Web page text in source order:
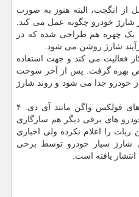
از انگجت، البته هنوز به صورت
شارژ خودرو چگونه عمل می کند.
یک چهره هم طراحی شده که در
شارژ روشن می شود.
فعالیت می کند و جهت استفاده
بهره گرفت. پس از آخر سوخت
خودرو جدا می شود و روند شارژ
شارژر مورد اشاره برای خودرو های فولکس واگن مانند آی دی. ۴
های برقی دیگر هم سازگاری
ربات را اعلام نکرده ولی اخباری
شارژ سیار خودرو توسط برخی